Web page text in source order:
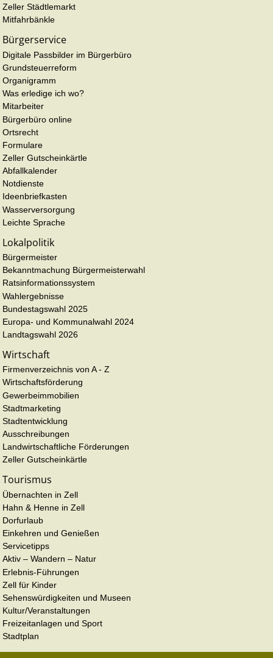
Zeller Städtlemarkt
Mitfahrbänkle
Bürgerservice
Digitale Passbilder im Bürgerbüro
Grundsteuerreform
Organigramm
Was erledige ich wo?
Mitarbeiter
Bürgerbüro online
Ortsrecht
Formulare
Zeller Gutscheinkärtle
Abfallkalender
Notdienste
Ideenbriefkasten
Wasserversorgung
Leichte Sprache
Lokalpolitik
Bürgermeister
Bekanntmachung Bürgermeisterwahl
Ratsinformationssystem
Wahlergebnisse
Bundestagswahl 2025
Europa- und Kommunalwahl 2024
Landtagswahl 2026
Wirtschaft
Firmenverzeichnis von A - Z
Wirtschaftsförderung
Gewerbeimmobilien
Stadtmarketing
Stadtentwicklung
Ausschreibungen
Landwirtschaftliche Förderungen
Zeller Gutscheinkärtle
Tourismus
Übernachten in Zell
Hahn & Henne in Zell
Dorfurlaub
Einkehren und Genießen
Servicetipps
Aktiv – Wandern – Natur
Erlebnis-Führungen
Zell für Kinder
Sehenswürdigkeiten und Museen
Kultur/Veranstaltungen
Freizeitanlagen und Sport
Stadtplan